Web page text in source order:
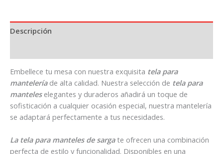
Descripción
Embellece tu mesa con nuestra exquisita tela para
mantelería de alta calidad. Nuestra selección de tela para
manteles elegantes y duraderos añadirá un toque de
sofisticación a cualquier ocasión especial, nuestra mantelería
se adaptará perfectamente a tus necesidades.
La tela para manteles de sargate ofrecen una combinación
perfecta de estilo y funcionalidad. Disponibles en una